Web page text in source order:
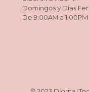
Domingos y Días
De 9:00AM a 1:00PM